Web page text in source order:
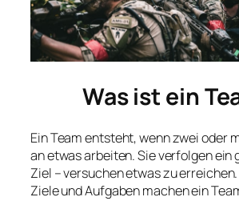
Was ist ein
Ein Team entsteht, wenn zwei oder
an etwas arbeiten. Sie verfolgen ein
Ziel – versuchen etwas zu
Ziele und Aufgaben machen ein